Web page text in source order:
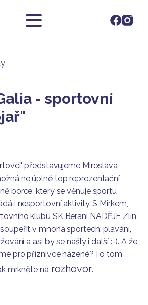
- sportovní
představujeme Miroslava
ne úplně top reprezentační
borce, který se věnuje sportu
i nesportovní aktivity. S Mirkem,
klubu SK Berani NADĚJE Zlín,
v mnoha sportech: plavání,
a asi by se našly i další :-). A že
pro příznivce házené? I o tom
mrkněte na rozhovor.